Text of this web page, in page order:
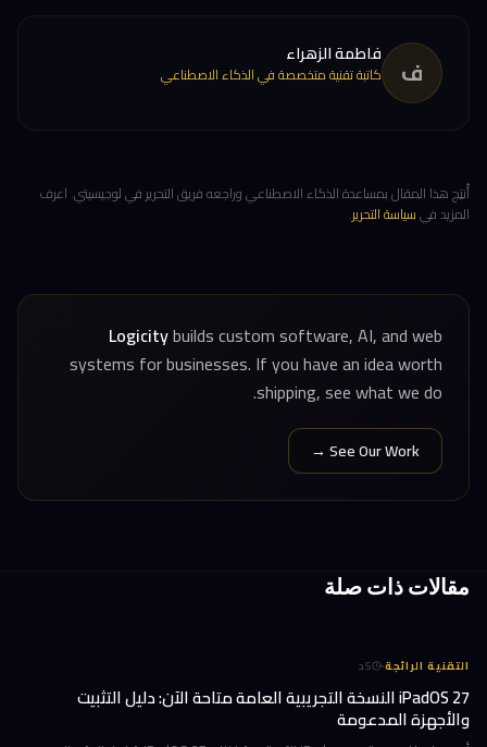
ف فاطمة الزهراء
كاتبة تقنية متخصصة في الذكاء الاصطناعي
أُنتِج هذا المقال بمساعدة الذكاء الاصطناعي وراجعه فريق التحرير في لوجيسيتي. اعرف
المزيد فيسياسة التحرير.
Logicitybuilds custom software, AI, and web
systems for businesses. If you have an idea worth
shipping, see what we do.
See Our Work →
مقالات ذات صلة
التقنية الرائجة·
5د
iPadOS 27 النسخة التجريبية العامة متاحة الآن: دليل التثبيت
والأجهزة المدعومة